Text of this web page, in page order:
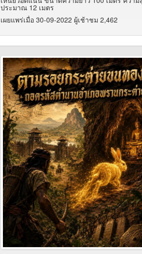
ประมาณ 12 เมตร
เผยแพร่เมื่อ 30-09-2022 ผู้เช้าชม 2,462